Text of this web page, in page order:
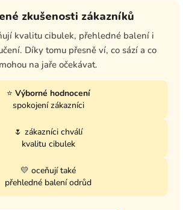
zkušenosti zákazníků
kvalitu cibulek, přehledné balení i
Díky tomu přesně ví, co sází a co
mohou na jaře očekávat.
⭐ Výborné hodnocení
spokojení zákazníci
🌷 zákazníci chválí
kvalitu cibulek
💛 oceňují také
přehledné balení odrůd